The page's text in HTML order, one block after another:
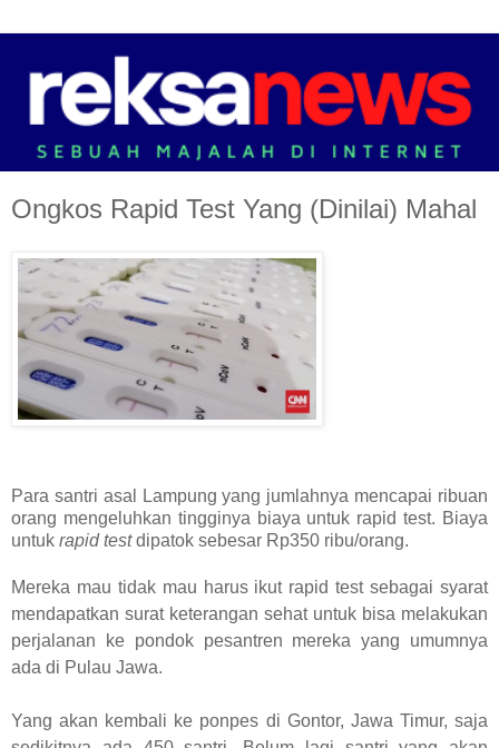
Ongkos Rapid Test Yang (Dinilai) Mahal
Para santri asal Lampung yang jumlahnya mencapai ribuan
orang mengeluhkan tingginya biaya untuk rapid test. Biaya
untuk rapid testdipatok sebesar Rp350 ribu/orang.
Mereka mau tidak mau harus ikut rapid test sebagai syarat
mendapatkan surat keterangan sehat untuk bisa melakukan
perjalanan ke pondok pesantren mereka yang umumnya
ada di Pulau Jawa.
Yang akan kembali ke ponpes di Gontor, Jawa Timur, saja